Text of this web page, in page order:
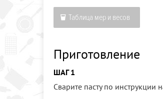
Таблица мер и весов
Приготовление
ШАГ 1
Сварите пасту по инструкции